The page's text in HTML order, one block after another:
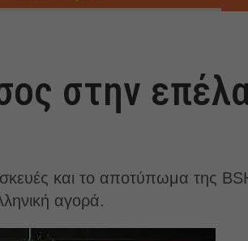
στην
και το αποτύπωμα της
αγορά.